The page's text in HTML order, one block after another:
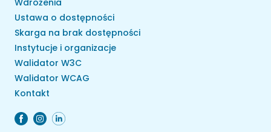
Wdrożenia
Ustawa o dostępności
Skarga na brak dostępności
Instytucje i organizacje
Walidator W3C
Walidator WCAG
Kontakt